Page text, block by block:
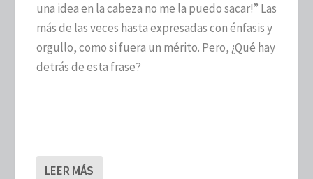
una idea en la cabeza no me la puedo sacar!” Las
más de las veces hasta expresadas con énfasis y
orgullo, como si fuera un mérito. Pero, ¿Qué hay
detrás de esta frase?
LEER MÁS